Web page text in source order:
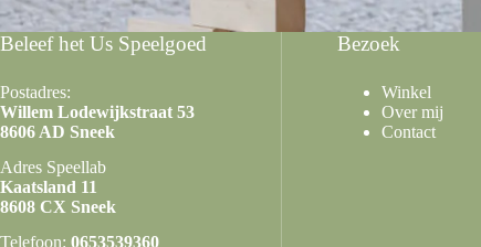
Beleef het Us Speelgoed
Postadres:
Willem Lodewijkstraat 53
8606 AD Sneek
Adres Speellab
Kaatsland 11
8608 CX Sneek
Telefoon: 0653539360
Bezoek
Winkel
Over mij
Contact